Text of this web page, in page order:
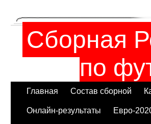
Сборная
по
Главная Состав сборной
Онлайн-результаты Евро-